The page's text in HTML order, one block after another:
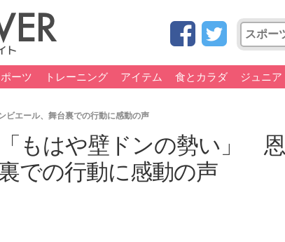
ーツ トレーニング アイテム 食とカラダ ジュニア
エール、舞台裏での行動に感動の声
もはや壁ドンの勢い」 恩
での行動に感動の声